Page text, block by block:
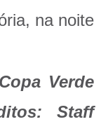
na noite
Verde
Staff